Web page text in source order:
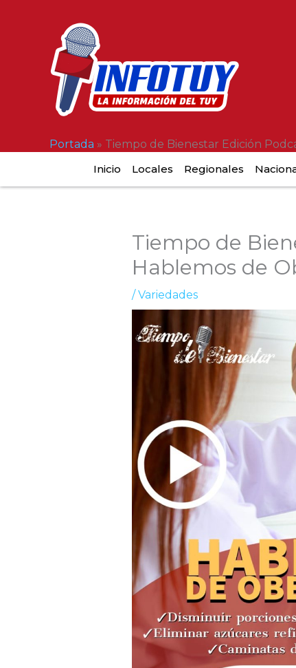
contenido
Portada » Tiempo de Bienestar Edición
Inicio
Locales Regionales
Tiempo de
Hablemos de
/Variedades